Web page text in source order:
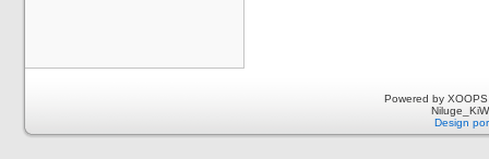
Powered by
Design